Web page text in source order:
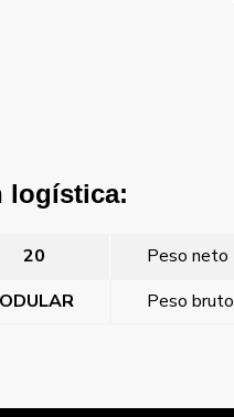
logística:
20 Peso neto
Peso bruto